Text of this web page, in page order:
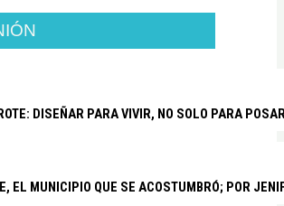
DISEÑAR PARA VIVIR, NO SOLO PARA
EL MUNICIPIO QUE SE ACOSTUMBRÓ; POR